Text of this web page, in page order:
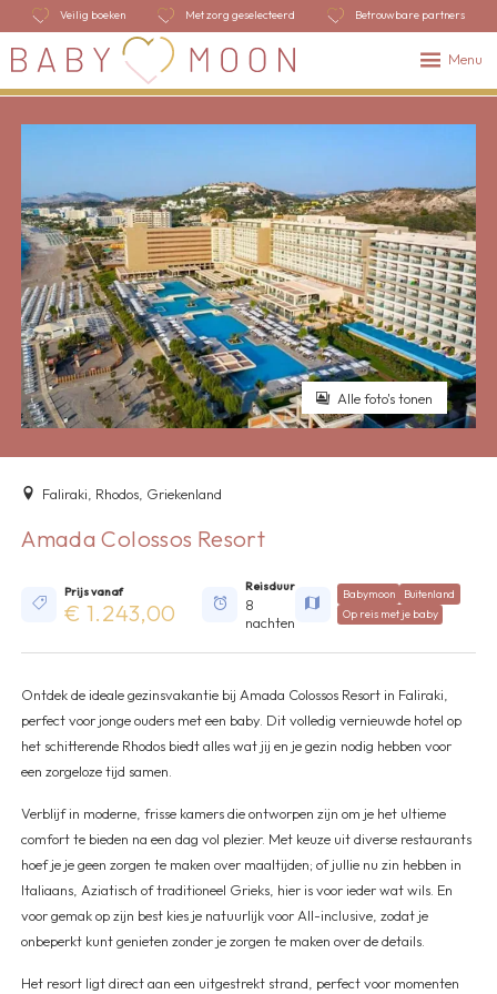
Veilig boeken Met zorg geselecteerd Betrouwbare partners
Menu
Alle foto's tonen
Faliraki, Rhodos, Griekenland
Amada Colossos Resort
Prijs vanaf
€ 1.243,00
Reisduur
8
nachten
Babymoon
Buitenland
Op reis met je baby
Ontdek de ideale gezinsvakantie bij Amada Colossos Resort in Faliraki,
perfect voor jonge ouders met een baby. Dit volledig vernieuwde hotel op
het schitterende Rhodos biedt alles wat jij en je gezin nodig hebben voor
een zorgeloze tijd samen.
Verblijf in moderne, frisse kamers die ontworpen zijn om je het ultieme
comfort te bieden na een dag vol plezier. Met keuze uit diverse restaurants
hoef je je geen zorgen te maken over maaltijden; of jullie nu zin hebben in
Italiaans, Aziatisch of traditioneel Grieks, hier is voor ieder wat wils. En
voor gemak op zijn best kies je natuurlijk voor All-inclusive, zodat je
onbeperkt kunt genieten zonder je zorgen te maken over de details.
Het resort ligt direct aan een uitgestrekt strand, perfect voor momenten